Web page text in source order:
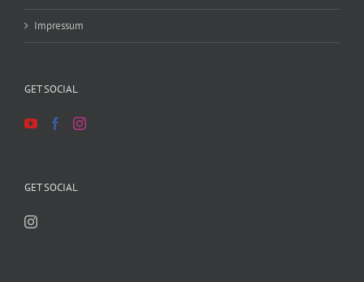
Impressum
GET SOCIAL
GET SOCIAL